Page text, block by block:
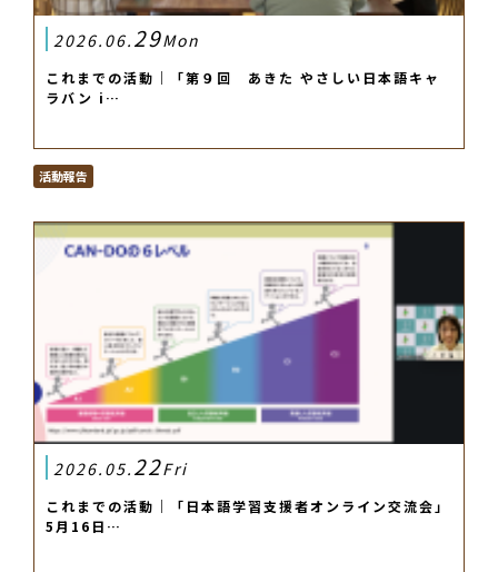
2026.06. 29Mon
これまでの活動｜「第９回 あきた やさしい日本語キャ
ラバン i…
活動報告
2026.05. 22Fri
これまでの活動｜「日本語学習支援者オンライン交流会」
5月16日…